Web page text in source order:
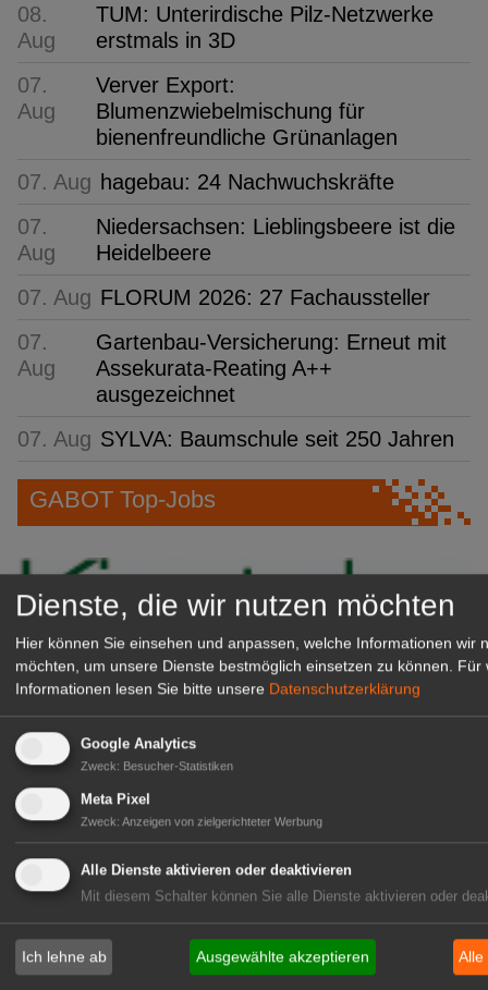
08.
Aug
TUM: Unterirdische Pilz-Netzwerke
erstmals in 3D
07.
Aug
Verver Export:
Blumenzwiebelmischung für
bienenfreundliche Grünanlagen
07. Aug hagebau: 24 Nachwuchskräfte
07.
Aug
Niedersachsen: Lieblingsbeere ist die
Heidelbeere
07. Aug FLORUM 2026: 27 Fachaussteller
07.
Aug
Gartenbau-Versicherung: Erneut mit
Assekurata-Reating A++
ausgezeichnet
07. Aug SYLVA: Baumschule seit 250 Jahren
GABOT Top-Jobs
Kientzler Jungpflanzen GmbH
& Co KG
Gärtner im Zierpflanzenbau
(Geselle/Meister/Techniker)
(m/w/d)
Gensingen
zur Stellenanzeige
Dienste, die wir nutzen möchten
Hier können Sie einsehen und anpassen, welche Informationen wir
möchten, um unsere Dienste bestmöglich einsetzen zu können.
Für
Informationen lesen Sie bitte unsere Datenschutzerklärung
Google Analytics
Zweck: Besucher-Statistiken
Meta Pixel
Zweck: Anzeigen von zielgerichteter Werbung
Alle Dienste aktivieren oder deaktivieren
Mit diesem Schalter können Sie alle Dienste aktivieren oder
Ich lehne ab Ausgewählte akzeptieren Alle